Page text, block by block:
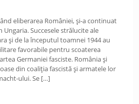
eliberarea României, și-a continuat
Succesele strălucite ale
și de la începutul toamnei 1944 au
favorabile pentru scoaterea
Germaniei fasciste. România și
din coaliția fascistă și armatele lor
ului. Se […]